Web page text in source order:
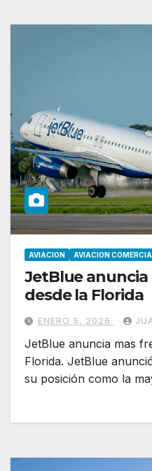
AVIACION AVIACION
JetBlue anuncia
desde la Florida
ENERO 5, 2026
JetBlue anuncia mas
Florida. JetBlue
su posición como la